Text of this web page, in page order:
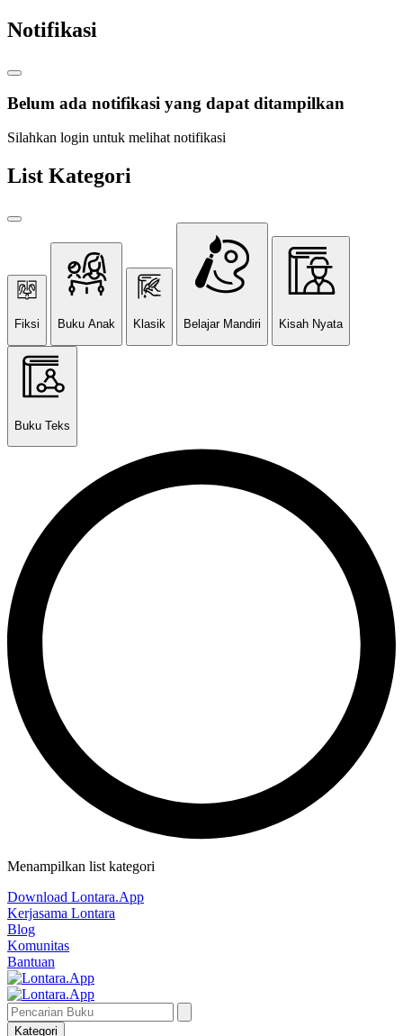
Notifikasi
Belum ada notifikasi yang dapat ditampilkan
Silahkan login untuk melihat notifikasi
List Kategori
Fiksi Buku Anak Klasik Belajar Mandiri Kisah Nyata
Buku Teks
Menampilkan list kategori
Download Lontara.App
Kerjasama Lontara
Blog
Komunitas
Bantuan
Kategori